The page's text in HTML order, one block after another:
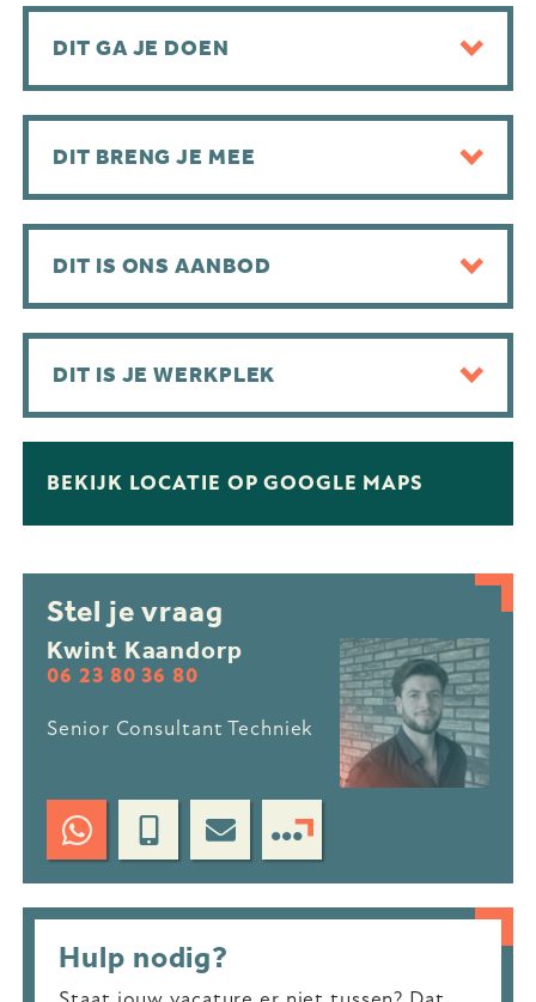
DIT GA JE DOEN
DIT BRENG JE MEE
DIT IS ONS AANBOD
DIT IS JE WERKPLEK
BEKIJK LOCATIE OP GOOGLE MAPS
Stel je vraag
Kwint Kaandorp
06 23 80 36 80
Senior Consultant Techniek
Hulp nodig?